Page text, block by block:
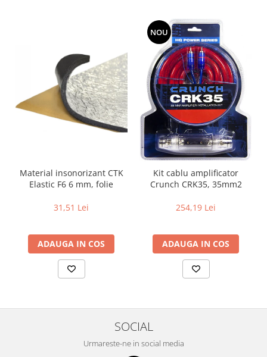
Material insonorizant CTK
Elastic F6 6 mm, folie
31,51 Lei
ADAUGA IN COS
NOU
Kit cablu amplificator
Crunch CRK35, 35mm2
254,19 Lei
ADAUGA IN COS
SOCIAL
Urmareste-ne in social media